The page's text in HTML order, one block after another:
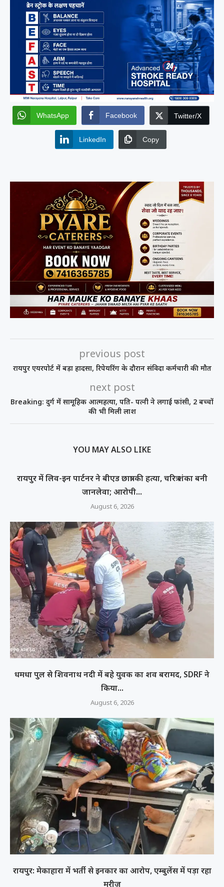
WhatsApp Facebook Twitter/X
LinkedIn Copy
previous post
रायपुर एयरपोर्ट में बड़ा हादसा, रिपेयरिंग के दौरान संविदा कर्मचारी की मौत
next post
Breaking: दुर्ग में सामूहिक आत्महत्या, पति- पत्नी ने लगाई फांसी, 2 बच्चों
की भी मिली लाश
YOU MAY ALSO LIKE
रायपुर में लिव-इन पार्टनर ने बीएड छात्रा की हत्या, चरित्र शंका बनी
जानलेवा; आरोपी...
August 6, 2026
धमधा पुल से शिवनाथ नदी में बहे युवक का शव बरामद, SDRF ने
किया...
August 6, 2026
रायपुर: मेकाहारा में भर्ती से इनकार का आरोप, एम्बुलेंस में पड़ा रहा
मरीज